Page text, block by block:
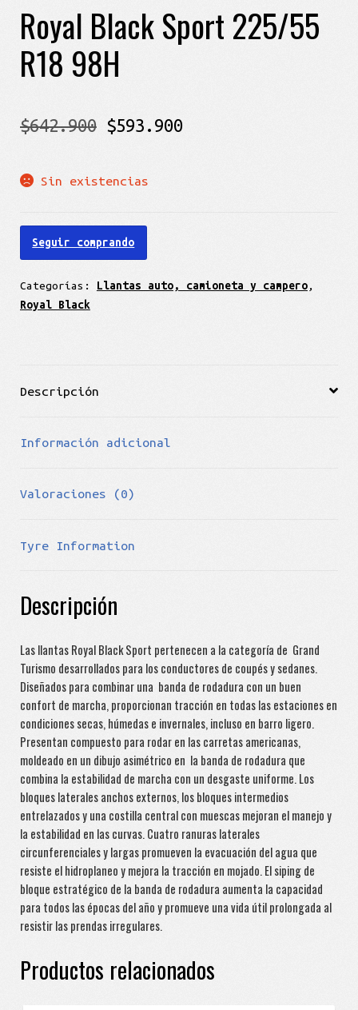
Royal Black Sport 225/55
R18 98H
$642.900 El
original
era:
$642.900.
$593.900El
Sin existencias
Seguir comprando
Categorías: Llantas auto, camioneta y campero,
Royal Black
Descripción
Información adicional
Valoraciones (0)
Tyre Information
Descripción
Las llantas Royal Black Sport pertenecen a la categoría de Grand
Turismo desarrollados para los conductores de coupés y sedanes.
Diseñados para combinar una banda de rodadura con un buen
confort de marcha, proporcionan tracción en todas las estaciones en
condiciones secas, húmedas e invernales, incluso en barro ligero.
Presentan compuesto para rodar en las carretas americanas,
moldeado en un dibujo asimétrico en la banda de rodadura que
combina la estabilidad de marcha con un desgaste uniforme. Los
bloques laterales anchos externos, los bloques intermedios
entrelazados y una costilla central con muescas mejoran el manejo y
la estabilidad en las curvas. Cuatro ranuras laterales
circunferenciales y largas promueven la evacuación del agua que
resiste el hidroplaneo y mejora la tracción en mojado. El siping de
bloque estratégico de la banda de rodadura aumenta la capacidad
para todos las épocas del año y promueve una vida útil prolongada al
resistir las prendas irregulares.
Productos relacionados